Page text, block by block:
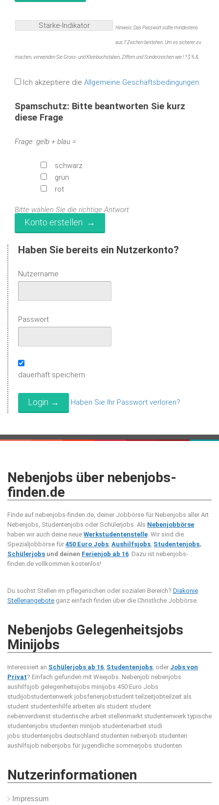
Stärke-Indikator Hinweis: Das Passwort sollte mindestens
aus 7 Zeichen bestehen. Um es sicherer zu
machen, verwenden Sie Gross- und Kleinbuchstaben, Ziffern und Sonderzeichen wie ! ? $ % & .
Ich akzeptiere die Allgemeine Geschäftsbedingungen.
Spamschutz: Bitte beantworten Sie kurz
diese Frage
Frage: gelb + blau =
schwarz
grün
rot
Bitte wählen Sie die richtige Antwort
Haben Sie bereits ein Nutzerkonto?
Nutzername
Passwort
dauerhaft speichern
Haben Sie Ihr Passwort verloren?
Nebenjobs über nebenjobs-
finden.de
Finde auf nebenjobs-finden.de, deiner Jobbörse für Nebenjobs aller Art
Nebenjobs, Studentenjobs oder Schülerjobs. Als Nebenjobbörse
haben wir auch deine neue Werkstudentenstelle. Wir sind die
Spezialjobbörse für 450 Euro Jobs, Aushilfsjobs, Studentenjobs,
Schülerjobs und deinen Ferienjob ab 16. Dazu ist nebenjobs-
finden.de vollkommen kostenlos!
Du suchst Stellen im pflegerischen oder sozialen Bereich? Diakonie
Stellenangebote ganz einfach finden über die Christliche Jobbörse.
Nebenjobs Gelegenheitsjobs
Minijobs
Interessiert an Schülerjobs ab 16, Studentenjobs, oder Jobs von
Privat? Einfach gefunden mit Weejobs. Nebenjob nebenjobs
aushilfsjob gelegenheitsjobs minijobs 450 Euro Jobs
studijobstudentenwerk jobsferienjobstudent teilzeitjobteilzeit als
student studentenhilfe arbeiten als student student
nebenverdienst studentische arbeit stellenmarkt studentenwerk typische
studentenjobs studenten minijob studentenarbeit studi
jobs studentenjobs deutschland studenten nebenjob studenten
aushilfsjob nebenjobs für jugendliche sommerjobs studenten
Nutzerinformationen
Impressum